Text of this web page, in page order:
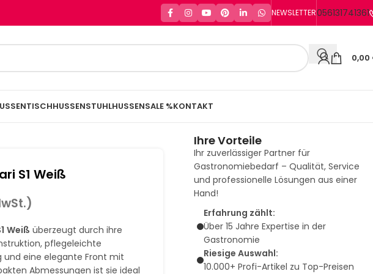
NEWSLETTER056131741361
0,00
TISCHHUSSENSTUHLHUSSENSALE %KONTAKT
S1 Weiß
Weiß überzeugt durch ihre
pflegeleichte
eine elegante Front mit
Abmessungen ist sie ideal
Ihre Vorteile
Ihr zuverlässiger Partner für
Gastronomiebedarf – Qualität, Service
und professionelle Lösungen aus einer
Hand!
Erfahrung zählt:
Über 15 Jahre Expertise in der
Gastronomie
Riesige Auswahl:
10.000+ Profi-Artikel zu Top-Preisen